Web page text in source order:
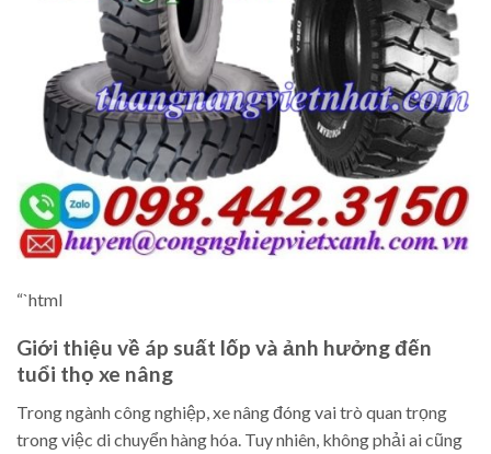
“`html
Giới thiệu về áp suất lốp và ảnh hưởng đến
tuổi thọ xe nâng
Trong ngành công nghiệp, xe nâng đóng vai trò quan trọng
trong việc di chuyển hàng hóa. Tuy nhiên, không phải ai cũng